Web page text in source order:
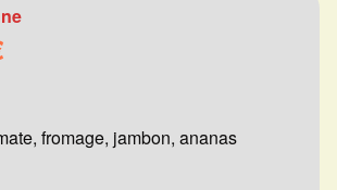
fromage, jambon, ananas